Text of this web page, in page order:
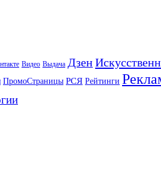
Видео Выдача Дзен
ПромоСтраницы РСЯ Рейтинги